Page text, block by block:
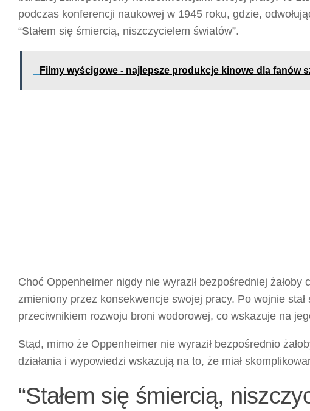
podczas konferencji naukowej w 1945 roku, gdzie,
“Stałem się śmiercią, niszczycielem światów”.
Filmy wyścigowe - najlepsze produkcje kinowe dla fanów
Choć Oppenheimer nigdy nie wyraził bezpośredniej żałoby
zmieniony przez konsekwencje swojej pracy. Po wojnie
przeciwnikiem rozwoju broni wodorowej, co wskazuje na
Stąd, mimo że Oppenheimer nie wyraził bezpośrednio
działania i wypowiedzi wskazują na to, że miał
“Stałem się śmiercią,